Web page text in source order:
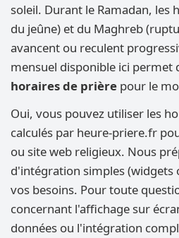
soleil. Durant le Ramadan, les
du jeûne) et du Maghreb
avancent ou reculent
mensuel disponible ici permet
horaires de prière pour le
Oui, vous pouvez utiliser les
calculés par heure-priere.fr
ou site web religieux. Nous
d'intégration simples (widgets
vos besoins. Pour toute
concernant l'affichage sur
données ou l'intégration